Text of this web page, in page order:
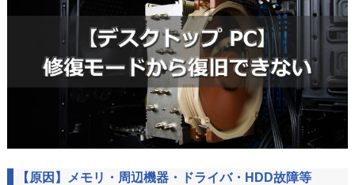
【原因】メモリ・周辺機器・ドライバ・HDD故障等